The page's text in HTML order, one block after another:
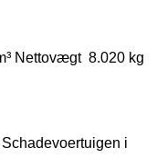
Nettovægt 8.020 kg
i